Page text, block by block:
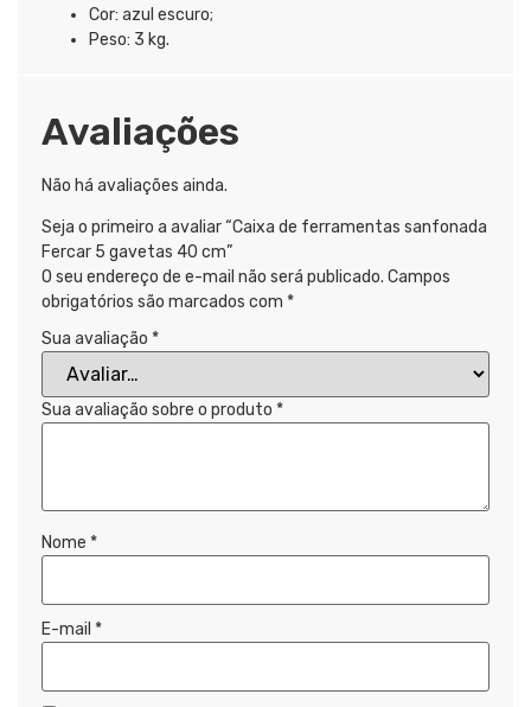
Cor: azul escuro;
Peso: 3 kg.
Avaliações
Não há avaliações ainda.
Seja o primeiro a avaliar “Caixa de ferramentas sanfonada
Fercar 5 gavetas 40 cm”
O seu endereço de e-mail não será publicado. Campos
obrigatórios são marcados com *
Sua avaliação *
Sua avaliação sobre o produto *
Nome *
E-mail *